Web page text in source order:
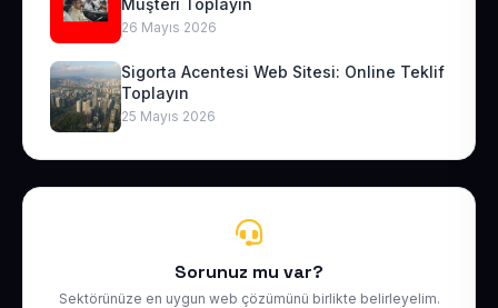
Müşteri Toplayın
26 Mayıs 2026
Sigorta Acentesi Web Sitesi: Online Teklif
Toplayın
25 Mayıs 2026
Sorunuz mu var?
Sektörünüze en uygun web çözümünü birlikte belirleyelim.